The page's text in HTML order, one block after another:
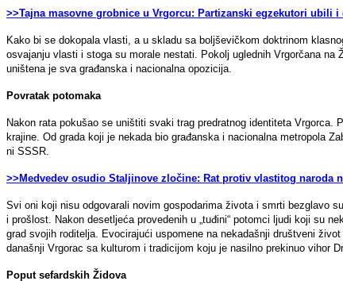
>>Tajna masovne grobnice u Vrgorcu: Partizanski egzekutori ubili
Kako bi se dokopala vlasti, a u skladu sa boljševičkom doktrinom
osvajanju vlasti i stoga su morale nestati. Pokolj uglednih Vrgorčana na
uništena je sva građanska i nacionalna opozicija.
Povratak potomaka
Nakon rata pokušao se uništiti svaki trag predratnog identiteta
krajine. Od grada koji je nekada bio građanska i nacionalna metropola
ni SSSR.
>>Medvedev osudio Staljinove zločine: Rat protiv vlastitog naroda
Svi oni koji nisu odgovarali novim gospodarima života i smrti bezglavo
i prošlost. Nakon desetljeća provedenih u „tuđini“ potomci ljudi koji su
grad svojih roditelja. Evocirajući uspomene na nekadašnji društveni
današnji Vrgorac sa kulturom i tradicijom koju je nasilno prekinuo vihor
Poput sefardskih Židova